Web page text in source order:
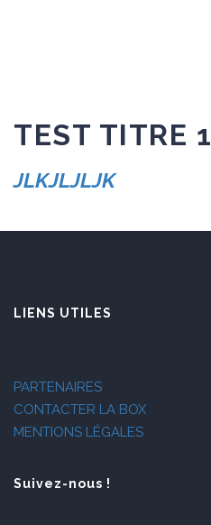
TEST TITRE 1
JLKJLJLJK
LIENS UTILES
PARTENAIRES
CONTACTER LA BOX
MENTIONS LÉGALES
Suivez-nous !